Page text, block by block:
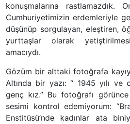
konuşmalarına rastlamazdık.
Cumhuriyetimizin erdemleriyle
düşünüp sorgulayan, eleştiren,
yurttaşlar olarak
amacıydı.
Gözüm bir alttaki fotoğrafa
Altında bir yazı: “ 1945 yılı ve
genç kız.” Bu fotoğrafı
sesimi kontrol edemiyorum:
Enstitüsü’nde kadınlar ata